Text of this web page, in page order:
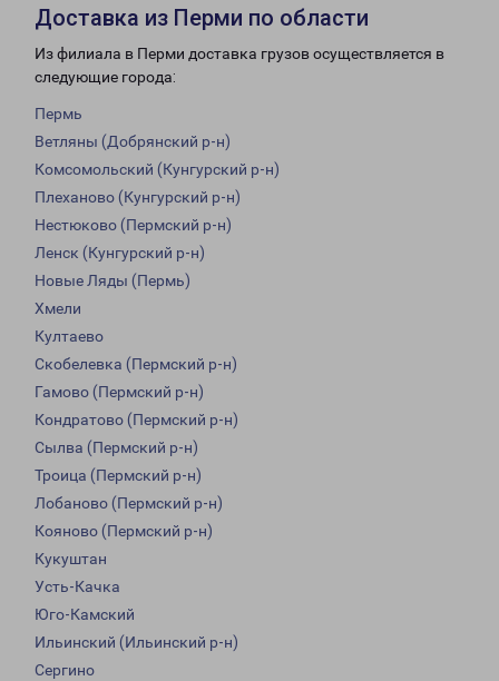
Доставка из Перми по области
Из филиала в Перми доставка грузов осуществляется в
следующие города:
Пермь
Ветляны (Добрянский р-н)
Комсомольский (Кунгурский р-н)
Плеханово (Кунгурский р-н)
Нестюково (Пермский р-н)
Ленск (Кунгурский р-н)
Новые Ляды (Пермь)
Хмели
Култаево
Скобелевка (Пермский р-н)
Гамово (Пермский р-н)
Кондратово (Пермский р-н)
Сылва (Пермский р-н)
Троица (Пермский р-н)
Лобаново (Пермский р-н)
Кояново (Пермский р-н)
Кукуштан
Усть-Качка
Юго-Камский
Ильинский (Ильинский р-н)
Сергино